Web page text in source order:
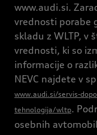
www.audi.si.
vrednosti porabe
skladu z WLTP, v
vrednosti, ki so
informacije o
NEVC najdete v
www.audi.si/servis-
tehnologija/wltp.
osebnih